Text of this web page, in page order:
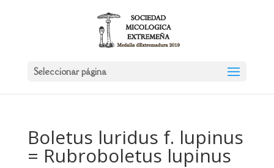
Seleccionar página
Boletus luridus f. lupinus
= Rubroboletus lupinus